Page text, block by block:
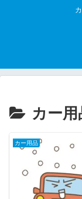
カー用
カー用品